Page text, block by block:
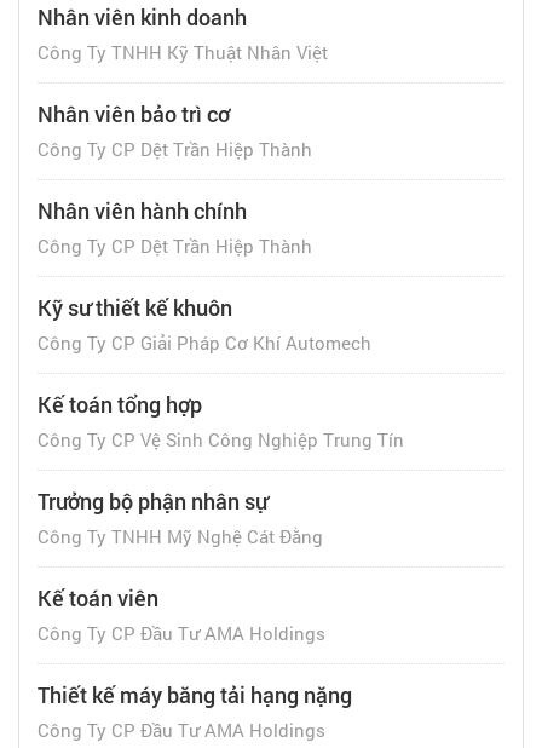
Nhân viên kinh doanh
Công Ty TNHH Kỹ Thuật Nhân Việt
Nhân viên bảo trì cơ
Công Ty CP Dệt Trần Hiệp Thành
Nhân viên hành chính
Công Ty CP Dệt Trần Hiệp Thành
Kỹ sư thiết kế khuôn
Công Ty CP Giải Pháp Cơ Khí Automech
Kế toán tổng hợp
Công Ty CP Vệ Sinh Công Nghiệp Trung Tín
Trưởng bộ phận nhân sự
Công Ty TNHH Mỹ Nghệ Cát Đằng
Kế toán viên
Công Ty CP Đầu Tư AMA Holdings
Thiết kế máy băng tải hạng nặng
Công Ty CP Đầu Tư AMA Holdings